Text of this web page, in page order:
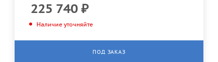
225 740 ₽
Наличие уточняйте
ПОД ЗАКАЗ